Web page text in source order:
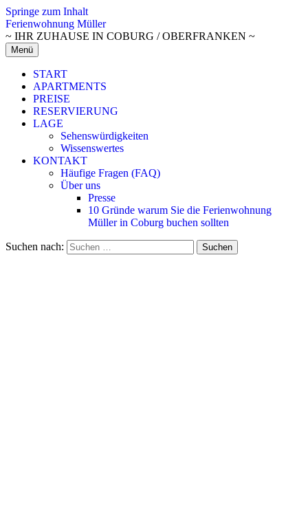
Springe zum Inhalt
Ferienwohnung Müller
~ IHR ZUHAUSE IN COBURG / OBERFRANKEN ~
Menü
START
APARTMENTS
PREISE
RESERVIERUNG
LAGE
Sehenswürdigkeiten
Wissenswertes
KONTAKT
Häufige Fragen (FAQ)
Über uns
Presse
10 Gründe warum Sie die Ferienwohnung
Müller in Coburg buchen sollten
Suchen nach: